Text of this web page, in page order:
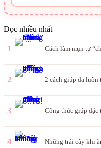
Đọc nhiều nhất
1 Cách làm mụn tự
2 2 cách giúp da luôn
3 Công thức giúp đặc
4 Những trái cây khi